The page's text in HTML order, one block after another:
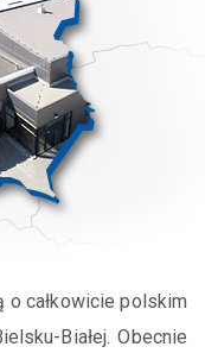
o całkowicie polskim
Białej. Obecnie